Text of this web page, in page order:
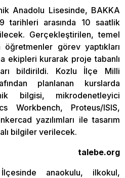
Anadolu Lisesinde, BAKKA
tarihleri arasında 10 saatlik
Gerçekleştirilen, temel
öğretmenler görev yaptıkları
ekipleri kurarak proje tabanlı
bildirildi. Kozlu İlçe Milli
planlanan kurslarda
bilgisi, mikrodenetleyici
Workbench, Proteus/ISIS,
yazılımları ile tasarım
bilgiler verilecek.
talebe.org
anaokulu, ilkokul,